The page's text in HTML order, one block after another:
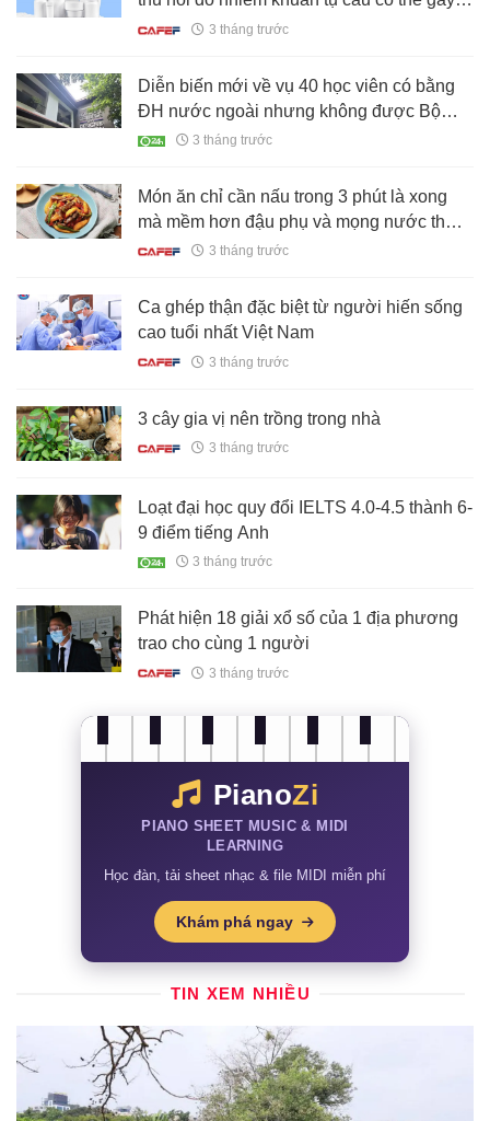
tử vong
3 tháng trước
Diễn biến mới về vụ 40 học viên có bằng
ĐH nước ngoài nhưng không được Bộ
GD&ĐT công nhận
3 tháng trước
Món ăn chỉ cần nấu trong 3 phút là xong
mà mềm hơn đậu phụ và mọng nước thơm
ngon hơn thịt gà!
3 tháng trước
Ca ghép thận đặc biệt từ người hiến sống
cao tuổi nhất Việt Nam
3 tháng trước
3 cây gia vị nên trồng trong nhà
3 tháng trước
Loạt đại học quy đổi IELTS 4.0-4.5 thành 6-
9 điểm tiếng Anh
3 tháng trước
Phát hiện 18 giải xổ số của 1 địa phương
trao cho cùng 1 người
3 tháng trước
PianoZi
PIANO SHEET MUSIC & MIDI
LEARNING
Học đàn, tải sheet nhạc & file MIDI miễn phí
Khám phá ngay
TIN XEM NHIỀU